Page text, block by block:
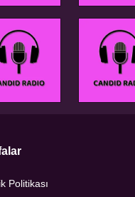
Politikası